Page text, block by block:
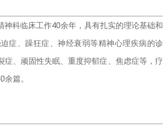
科临床工作40余年，具有扎实的理论基础和
症、躁狂症、神经衰弱等精神心理疾病的诊
、顽固性失眠、重度抑郁症、焦虑症等，疗
篇。